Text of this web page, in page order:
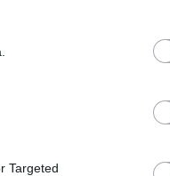
Targeted
povsem
aus Angst zum